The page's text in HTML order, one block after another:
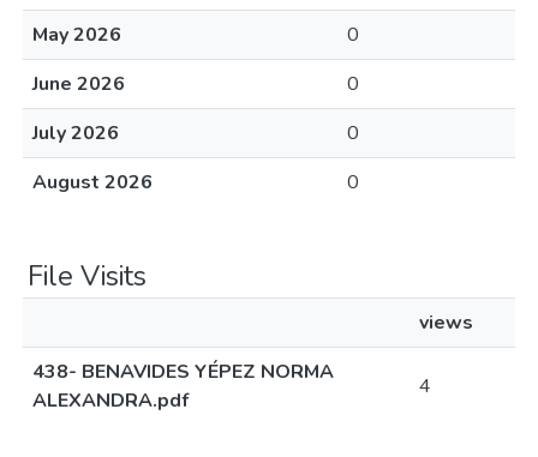
May 2026
0
June 2026
0
July 2026
0
August 2026
0
File Visits
views
438- BENAVIDES YÉPEZ NORMA
ALEXANDRA.pdf
4